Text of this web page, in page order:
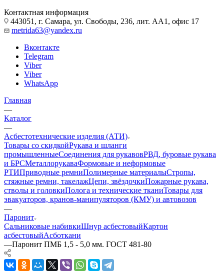
Контактная информация
443051, г. Самара, ул. Свободы, 236, лит. АА1, офис 17
metrida63@yandex.ru
Вконтакте
Telegram
Viber
Viber
WhatsApp
Главная
—
Каталог
—
Асбестотехнические изделия (АТИ)
Товары со скидкойРукава и шланги
промышленныеСоединения для рукавовРВД, буровые рукава
и БРСМеталлорукаваФормовые и неформовые
РТИПриводные ремниПолимерные материалыСтропы,
стяжные ремни, такелажЦепи, звёздочкиПожарные рукава,
стволы и головкиПолога и технические тканиТовары для
эвакуаторов, кранов-манипуляторов (КМУ) и автовозов
—
Паронит
Сальниковые набивкиШнур асбестовыйКартон
асбестовыйАсботкани
—Паронит ПМБ 1,5 - 5,0 мм. ГОСТ 481-80